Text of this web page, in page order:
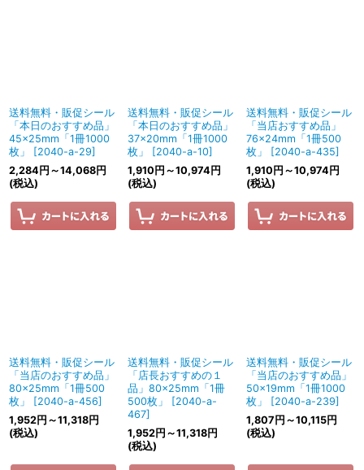
送料無料・販促シール
「本日のおすすめ品」
45×25mm「1冊1000
枚」
[2040-a-29]
2,284 円 ～14,068円
(税込)
送料無料・販促シール
「本日のおすすめ品」
37×20mm「1冊1000
枚」
[2040-a-10]
1,910 円 ～10,974 円
(税込)
送料無料・販促シール
「当店おすすめ品」
76×24mm「1冊500
枚」
[2040-a-435]
1,910 円 ～10,974 円
(税込)
送料無料・販促シール
「当店のおすすめ品」
80×25mm「1冊500
枚」
[2040-a-456]
1,952円 ～11,318円
(税込)
送料無料・販促シール
「店長おすすめの１
品」80×25mm「1冊
500枚」
[2040-a-
467]
1,952円 ～11,318円
(税込)
送料無料・販促シール
「当店のおすすめ品」
50×19mm「1冊1000
枚」
[2040-a-239]
1,807 円 ～10,115円
(税込)